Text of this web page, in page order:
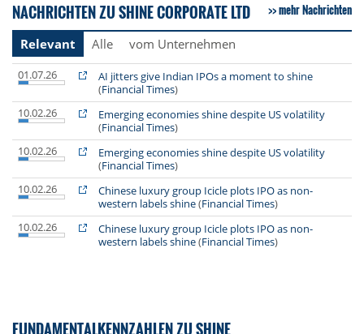
NACHRICHTEN ZU SHINE CORPORATE LTD mehr Nachrichten
Relevant Alle vom Unternehmen
01.07.26
AI jitters give Indian IPOs a moment to shine
(Financial Times)
10.02.26
Emerging economies shine despite US volatility
(Financial Times)
10.02.26
Emerging economies shine despite US volatility
(Financial Times)
10.02.26
Chinese luxury group Icicle plots IPO as non-
western labels shine(Financial Times)
10.02.26
Chinese luxury group Icicle plots IPO as non-
western labels shine(Financial Times)
FUNDAMENTALKENNZAHLEN ZU SHINE